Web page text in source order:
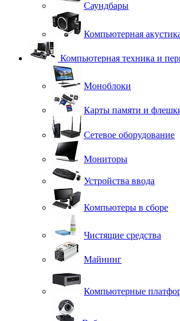
Саундбары
Компьютерная
Компьютерная техника и
Моноблоки
Карты памяти и
Сетевое оборудование
Мониторы
Устройства ввода
Компьютеры в сборе
Чистящие средства
Майнинг
Компьютерные